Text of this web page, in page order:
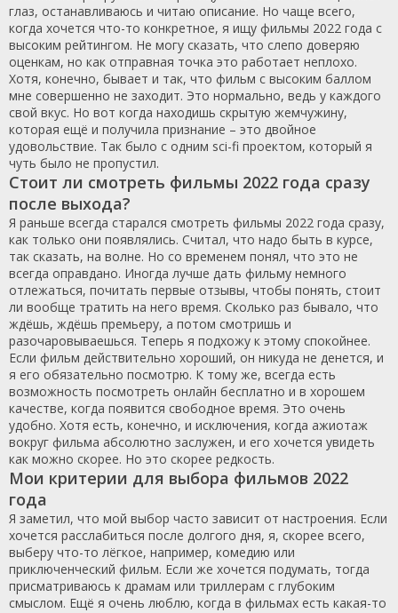
глаз, останавливаюсь и читаю описание. Но чаще всего,
когда хочется что-то конкретное, я ищу фильмы 2022 года с
высоким рейтингом. Не могу сказать, что слепо доверяю
оценкам, но как отправная точка это работает неплохо.
Хотя, конечно, бывает и так, что фильм с высоким баллом
мне совершенно не заходит. Это нормально, ведь у каждого
свой вкус. Но вот когда находишь скрытую жемчужину,
которая ещё и получила признание – это двойное
удовольствие. Так было с одним sci-fi проектом, который я
чуть было не пропустил.
Стоит ли смотреть фильмы 2022 года сразу
после выхода?
Я раньше всегда старался смотреть фильмы 2022 года сразу,
как только они появлялись. Считал, что надо быть в курсе,
так сказать, на волне. Но со временем понял, что это не
всегда оправдано. Иногда лучше дать фильму немного
отлежаться, почитать первые отзывы, чтобы понять, стоит
ли вообще тратить на него время. Сколько раз бывало, что
ждёшь, ждёшь премьеру, а потом смотришь и
разочаровываешься. Теперь я подхожу к этому спокойнее.
Если фильм действительно хороший, он никуда не денется, и
я его обязательно посмотрю. К тому же, всегда есть
возможность посмотреть онлайн бесплатно и в хорошем
качестве, когда появится свободное время. Это очень
удобно. Хотя есть, конечно, и исключения, когда ажиотаж
вокруг фильма абсолютно заслужен, и его хочется увидеть
как можно скорее. Но это скорее редкость.
Мои критерии для выбора фильмов 2022
года
Я заметил, что мой выбор часто зависит от настроения. Если
хочется расслабиться после долгого дня, я, скорее всего,
выберу что-то лёгкое, например, комедию или
приключенческий фильм. Если же хочется подумать, тогда
присматриваюсь к драмам или триллерам с глубоким
смыслом. Ещё я очень люблю, когда в фильмах есть какая-то